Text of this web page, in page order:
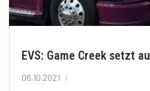
EVS: Game Creek setzt
06.10.2021